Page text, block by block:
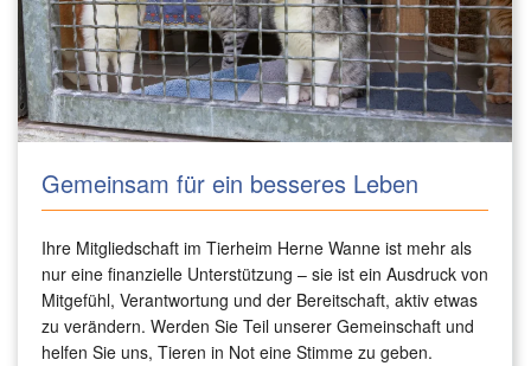
Gemeinsam für ein besseres Leben
Ihre Mitgliedschaft im Tierheim Herne Wanne ist mehr als
nur eine finanzielle Unterstützung – sie ist ein Ausdruck von
Mitgefühl, Verantwortung und der Bereitschaft, aktiv etwas
zu verändern. Werden Sie Teil unserer Gemeinschaft und
helfen Sie uns, Tieren in Not eine Stimme zu geben.